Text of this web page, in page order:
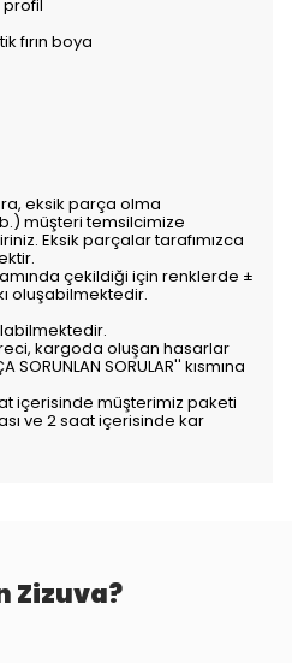
fırın boya
eksik parça olma
müşteri temsilcimize
Eksik parçalar tarafımızca
çekildiği için renklerde ±
oluşabilmektedir.
kargoda oluşan hasarlar
SORULAR'' kısmına
içerisinde müşterimiz paketi
ve 2 saat içerisinde kar
Zizuva?